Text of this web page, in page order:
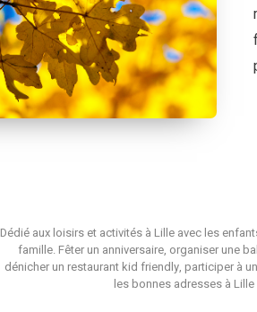
Dédié aux loisirs et activités à Lille avec les
famille. Fêter un anniversaire, organiser une
dénicher un restaurant kid friendly, participer à
les bonnes adresses à